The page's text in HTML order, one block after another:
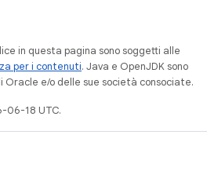
in questa pagina sono soggetti alle
per i contenuti. Java e OpenJDK sono
e/o delle sue società consociate.
06-18 UTC.